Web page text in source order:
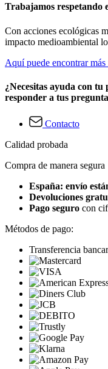
Trabajamos respetando
Con acciones ecológicas
impacto medioambiental
Aquí puede encontrar
¿Necesitas ayuda con tu
responder a tus
Contacto
Calidad probada
Compra de manera segura
España: envío
Devoluciones
Pago seguro con
Métodos de pago:
Transferencia